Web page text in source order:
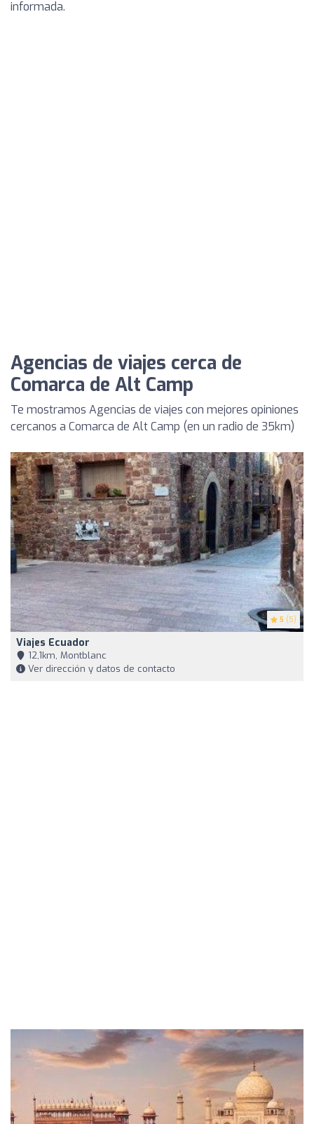
informada.
Agencias de viajes cerca de
Comarca de Alt Camp
Te mostramos Agencias de viajes con mejores opiniones
cercanos a Comarca de Alt Camp (en un radio de 35km)
5 (5)
Viajes Ecuador
12,1km, Montblanc
Ver dirección y datos de contacto